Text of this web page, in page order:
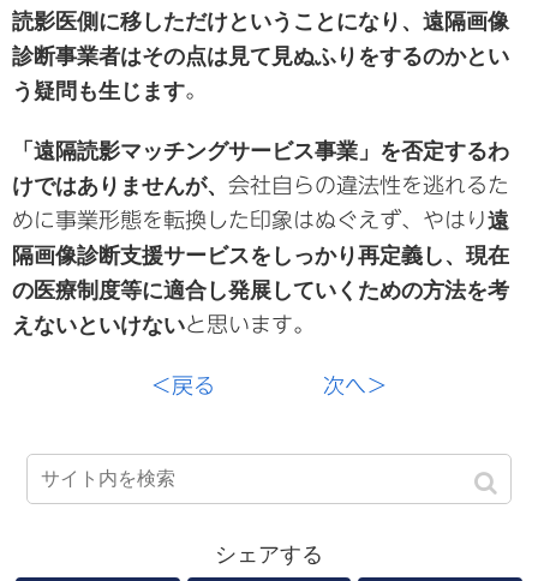
読影医側に移しただけということになり、遠隔画像
診断事業者はその点は見て見ぬふりをするのかとい
う疑問も生じます。
「遠隔読影マッチングサービス事業」を否定するわ
けではありませんが、 会社自らの違法性を逃れるた
めに事業形態を転換した印象はぬぐえず、やはり遠
隔画像診断支援サービスをしっかり再定義し、現在
の医療制度等に適合し発展していくための方法を考
えないといけないと思います。
＜戻る 次へ＞
シェアする